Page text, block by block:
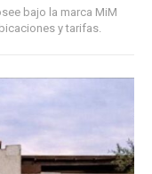
bajo la marca MiM
y tarifas.